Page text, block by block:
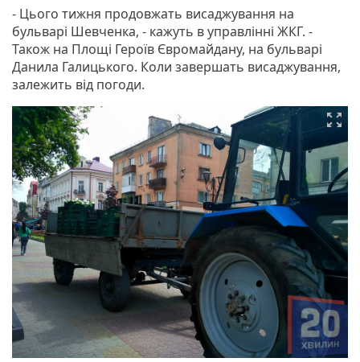
- Цього тижня продовжать висаджування на
бульварі Шевченка, - кажуть в управлінні ЖКГ. -
Також на Площі Героїв Євромайдану, на бульварі
Данила Галицького. Коли завершать висаджування,
залежить від погоди.
